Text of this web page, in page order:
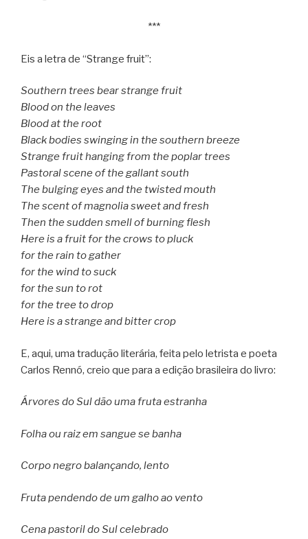
***
Eis a letra de “Strange fruit”:
Southern trees bear strange fruit
Blood on the leaves
Blood at the root
Black bodies swinging in the southern breeze
Strange fruit hanging from the poplar trees
Pastoral scene of the gallant south
The bulging eyes and the twisted mouth
The scent of magnolia sweet and fresh
Then the sudden smell of burning flesh
Here is a fruit for the crows to pluck
for the rain to gather
for the wind to suck
for the sun to rot
for the tree to drop
Here is a strange and bitter crop
E, aqui, uma tradução literária, feita pelo letrista e poeta
Carlos Rennó, creio que para a edição brasileira do livro:
Árvores do Sul dão uma fruta estranha
Folha ou raiz em sangue se banha
Corpo negro balançando, lento
Fruta pendendo de um galho ao vento
Cena pastoril do Sul celebrado